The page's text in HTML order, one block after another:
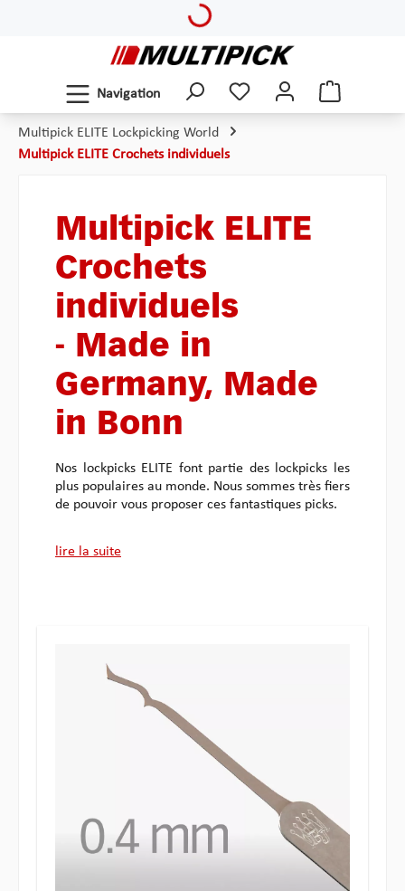
Loading...
Navigation
Multipick ELITE Lockpicking World
Multipick ELITE Crochets individuels
Multipick ELITE
Crochets
individuels
- Made in
Germany, Made
in Bonn
Nos lockpicks ELITE font partie des lockpicks les
plus populaires au monde. Nous sommes très fiers
de pouvoir vous proposer ces fantastiques picks.
lire la suite